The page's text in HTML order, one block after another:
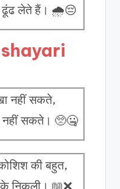
ढूंढ लेते हैं। 🌧️😔
नहीं सकते,
नहीं सकते। 🥺🤐
की बहुत,
के निकली। 📖❌